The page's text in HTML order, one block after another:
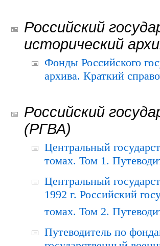
Российский
исторический
Фонды Российского
архива. Краткий
Российский
(РГВА)
Центральный
томах. Том 1.
Центральный
1992 г. Российский
томах. Том 2.
Путеводитель по